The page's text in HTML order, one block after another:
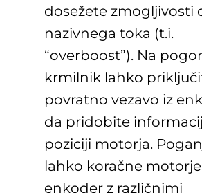
dosežete zmogljivosti
nazivnega toka (t.i.
“overboost”). Na
krmilnik lahko
povratno vezavo iz
da pridobite
poziciji motorja.
lahko koračne
enkoder z različnimi